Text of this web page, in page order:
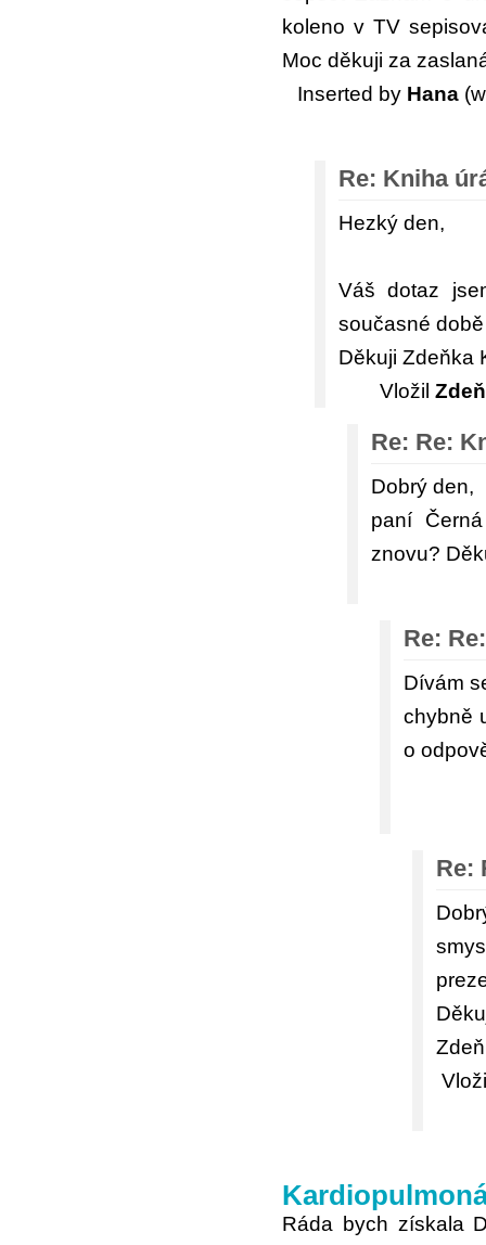
koleno v TV
Moc děkuji za
Inserted by Hana
Re: Kniha
Hezký den,
Váš dotaz
současné
Děkuji Zdeňka
Vložil
Re: Re:
Dobrý den,
paní
znovu?
Re:
Dívám
chybně
o
Re:
Ráda bych získala